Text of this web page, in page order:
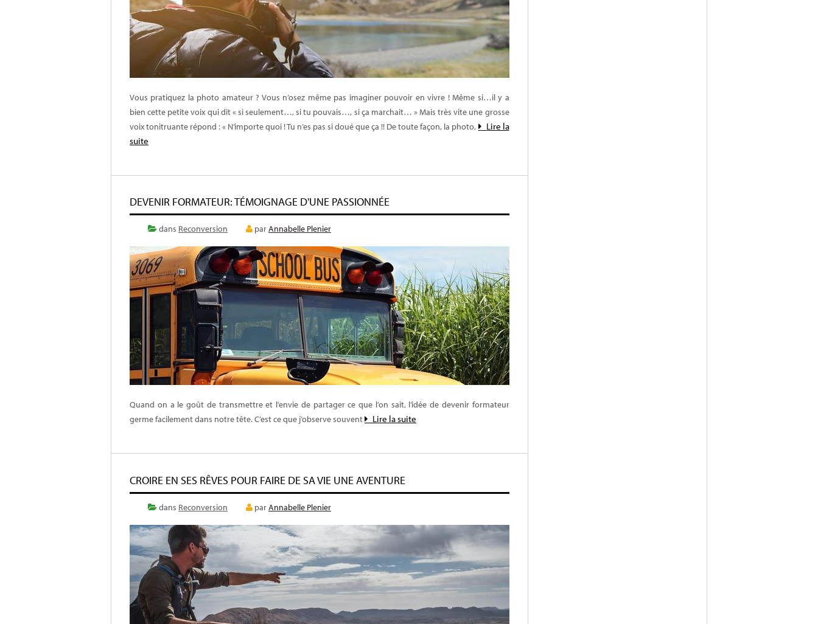
Vous pratiquez la photo amateur ? Vous n’osez même pas imaginer pouvoir en vivre ! Même si…il y a
bien cette petite voix qui dit « si seulement…, si tu pouvais…, si ça marchait… » Mais très vite une grosse
voix tonitruante répond : « N’importe quoi ! Tu n’es pas si doué que ça !! De toute façon, la photo,
Lire la
suite
DEVENIR FORMATEUR: TÉMOIGNAGE D'UNE PASSIONNÉE
dans Reconversion parAnnabelle Plenier
Quand on a le goût de transmettre et l’envie de partager ce que l’on sait, l’idée de devenir formateur
germe facilement dans notre tête. C’est ce que j’observe souvent
Lire la suite
CROIRE EN SES RÊVES POUR FAIRE DE SA VIE UNE AVENTURE
dans Reconversion parAnnabelle Plenier